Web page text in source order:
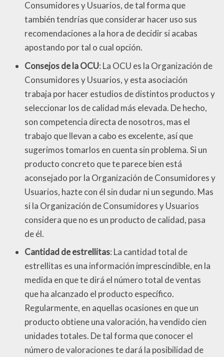
Consumidores y Usuarios, de tal forma que
también tendrías que considerar hacer uso sus
recomendaciones a la hora de decidir si acabas
apostando por tal o cual opción.
Consejos de la OCU: La OCU es la Organización de
Consumidores y Usuarios, y esta asociación
trabaja por hacer estudios de distintos productos y
seleccionar los de calidad más elevada. De hecho,
son competencia directa de nosotros, mas el
trabajo que llevan a cabo es excelente, así que
sugerimos tomarlos en cuenta sin problema. Si un
producto concreto que te parece bien está
aconsejado por la Organización de Consumidores y
Usuarios, hazte con él sin dudar ni un segundo. Mas
si la Organización de Consumidores y Usuarios
considera que no es un producto de calidad, pasa
de él.
Cantidad de estrellitas: La cantidad total de
estrellitas es una información imprescindible, en la
medida en que te dirá el número total de ventas
que ha alcanzado el producto específico.
Regularmente, en aquellas ocasiones en que un
producto obtiene una valoración, ha vendido cien
unidades totales. De tal forma que conocer el
número de valoraciones te dará la posibilidad de